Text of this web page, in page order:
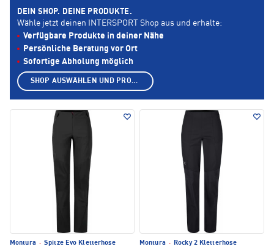
Montura · Spitze Evo Kletterhose
Montura · Rocky 2 Kletterhose
DEIN SHOP. DEINE PRODUKTE.
Wähle jetzt deinen INTERSPORT Shop aus und erhalte:
Verfügbare Produkte in deiner Nähe
Persönliche Beratung vor Ort
Sofortige Abholung möglich
SHOP AUSWÄHLEN UND PRODUKTE ANZEIGEN